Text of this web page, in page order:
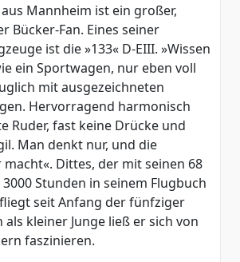
Mannheim ist ein großer,
Bücker-Fan. Eines seiner
ist die »133« D-EIII. »Wissen
ein Sportwagen, nur eben voll
mit ausgezeichneten
Hervorragend harmonisch
Ruder, fast keine Drücke und
Man denkt nur, und die
macht«. Dittes, der mit seinen 68
3000 Stunden in seinem Flugbuch
seit Anfang der fünfziger
als kleiner Junge ließ er sich von
faszinieren.